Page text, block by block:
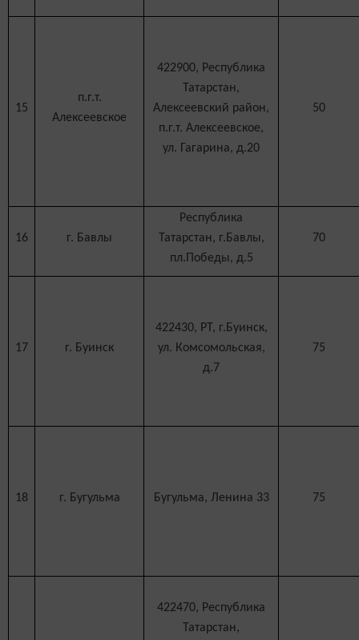
15
п.г.т.
Алексеевское
422900, Республика
Татарстан,
Алексеевский район,
п.г.т. Алексеевское,
ул. Гагарина, д.20
50
16 г. Бавлы
Республика
Татарстан, г.Бавлы,
пл.Победы, д.5
70
17 г. Буинск
422430, РТ, г.Буинск,
ул. Комсомольская,
д.7
75
18 г. Бугульма Бугульма, Ленина 33 75
422470, Республика
Татарстан,